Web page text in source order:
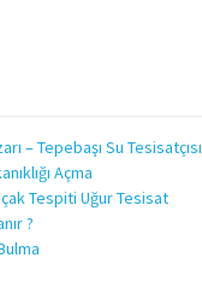
– Tepebaşı Su Tesisatçısı
Açma
Tespiti Uğur Tesisat
?